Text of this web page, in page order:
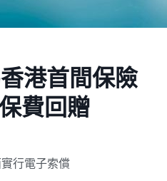
港首間保險
費回贈
行電子索償